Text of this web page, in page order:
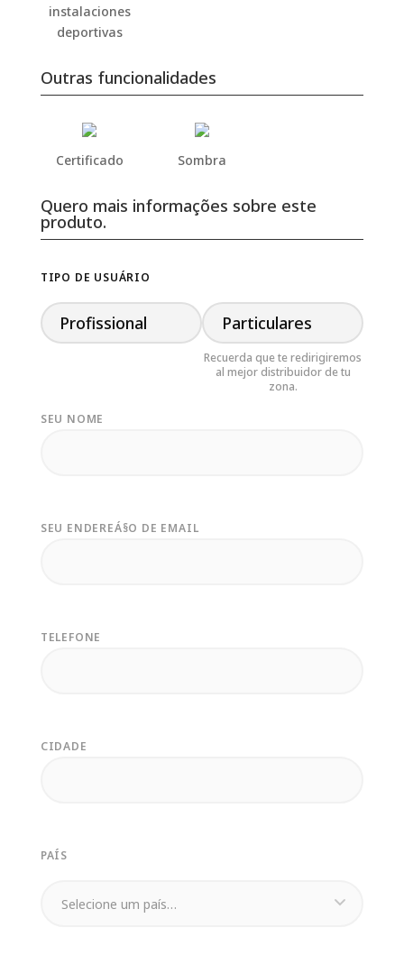
instalaciones
deportivas
Outras funcionalidades
Certificado Sombra
Quero mais informações sobre este
produto.
TIPO DE USUÁRIO
Profissional Particulares
SEU NOME
SEU ENDEREÁ§O DE EMAIL
TELEFONE
CIDADE
PAÍS